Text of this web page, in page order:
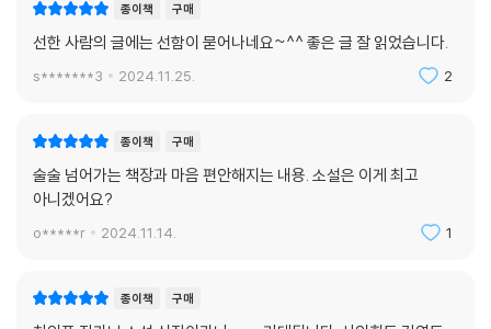
종이책 구매
선한 사람의 글에는 선함이 묻어나네요~^^ 좋은 글 잘 읽었습니다.
s*******3 2024.11.25. 2
종이책 구매
술술 넘어가는 책장과 마음 편안해지는 내용. 소설은 이게 최고
아니겠어요?
o*****r 2024.11.14. 1
종이책 구매